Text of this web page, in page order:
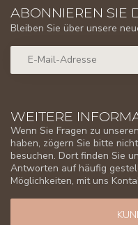
WEITERE
Wenn Sie Fragen zu
haben, zögern Sie bitte
besuchen. Dort finden Sie
Antworten auf häufig
Möglichkeiten, mit uns
ABONNIEREN SIE
Bleiben Sie über unsere